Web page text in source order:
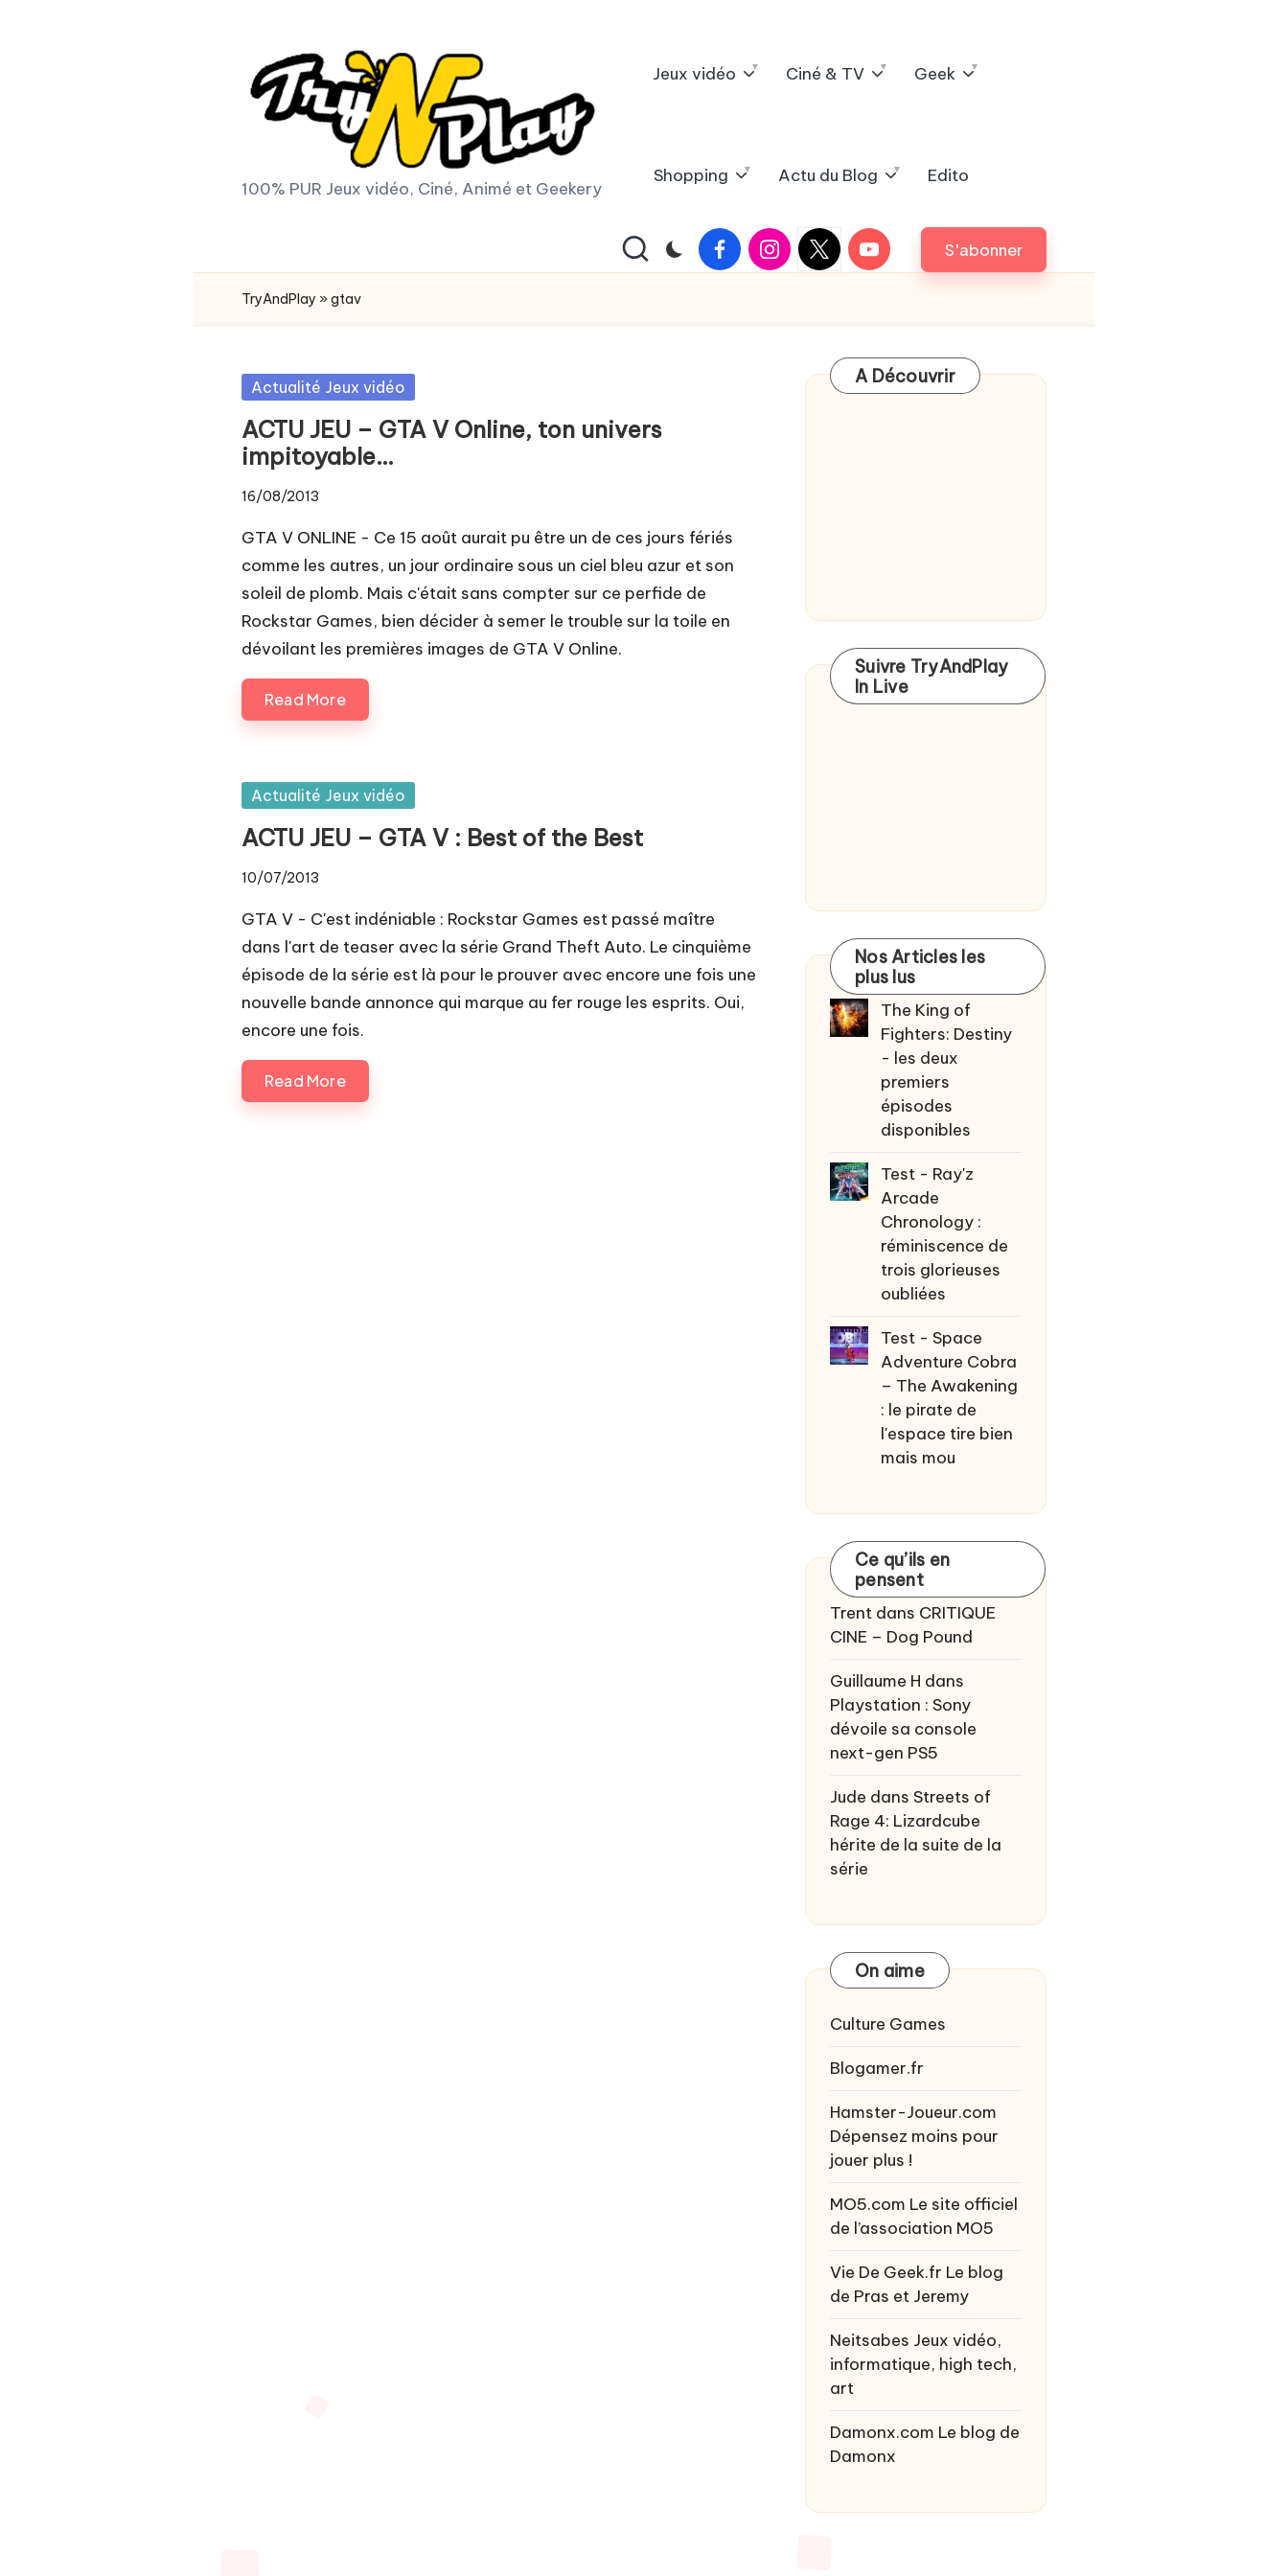
T
y
A
n
d
Pl
a
y.
c
o
m
100% PUR Jeux vidéo, Ciné, Animé et Geekery
Jeux vidéo Ciné & TV Geek
Shopping Actu du Blog Edito
FacebookInstagram
X
|
Youtube S'abonner
TryAndPlay » gtav
Posted
Actualité Jeux vidéo
ACTU JEU – GTA V Online, ton univers
impitoyable…
16/08/2013
GTA V ONLINE - Ce 15 août aurait pu être un de ces jours fériés
comme les autres, un jour ordinaire sous un ciel bleu azur et son
soleil de plomb. Mais c'était sans compter sur ce perfide de
Rockstar Games, bien décider à semer le trouble sur la toile en
dévoilant les premières images de GTA V Online.
Read More
Posted
Actualité Jeux vidéo
ACTU JEU – GTA V : Best of the Best
10/07/2013
GTA V - C'est indéniable : Rockstar Games est passé maître
dans l'art de teaser avec la série Grand Theft Auto. Le cinquième
épisode de la série est là pour le prouver avec encore une fois une
nouvelle bande annonce qui marque au fer rouge les esprits. Oui,
encore une fois.
Read More
A Découvrir
Suivre TryAndPlay
In Live
Nos Articles les
plus lus
The King of
Fighters: Destiny
- les deux
premiers
épisodes
disponibles
Test - Ray'z
Arcade
Chronology :
réminiscence de
trois glorieuses
oubliées
Test - Space
Adventure Cobra
– The Awakening
: le pirate de
l'espace tire bien
mais mou
Ce qu’ils en
pensent
Trent dans CRITIQUE
CINE – Dog Pound
Guillaume H dans
Playstation : Sony
dévoile sa console
next-gen PS5
Jude dans Streets of
Rage 4: Lizardcube
hérite de la suite de la
série
On aime
Culture Games
Blogamer.fr
Hamster-Joueur.com
Dépensez moins pour
jouer plus !
MO5.com Le site officiel
de l’association MO5
Vie De Geek.fr Le blog
de Pras et Jeremy
Neitsabes Jeux vidéo,
informatique, high tech,
art
Damonx.com Le blog de
Damonx